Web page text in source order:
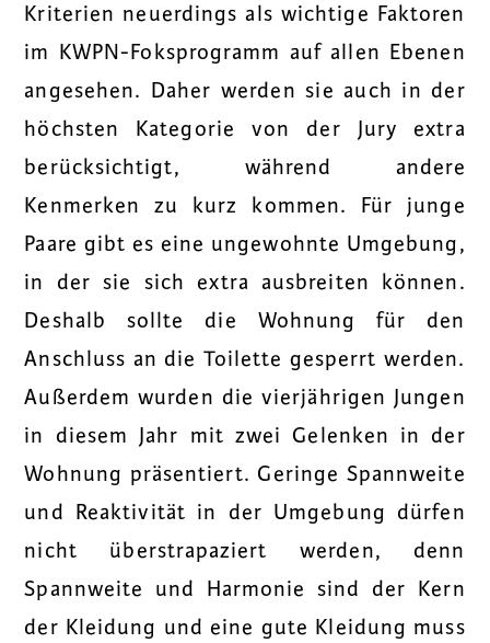
Kriterien neuerdings als wichtige Faktoren
im KWPN-Foksprogramm auf allen Ebenen
angesehen. Daher werden sie auch in der
höchsten Kategorie von der Jury extra
berücksichtigt, während andere
Kenmerken zu kurz kommen. Für junge
Paare gibt es eine ungewohnte Umgebung,
in der sie sich extra ausbreiten können.
Deshalb sollte die Wohnung für den
Anschluss an die Toilette gesperrt werden.
Außerdem wurden die vierjährigen Jungen
in diesem Jahr mit zwei Gelenken in der
Wohnung präsentiert. Geringe Spannweite
und Reaktivität in der Umgebung dürfen
nicht überstrapaziert werden, denn
Spannweite und Harmonie sind der Kern
der Kleidung und eine gute Kleidung muss